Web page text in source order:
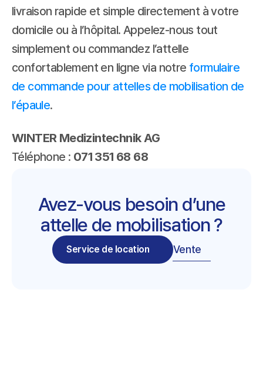
livraison rapide et simple directement à votre
domicile ou à l’hôpital. Appelez-nous tout
simplement ou commandez l’attelle
confortablement en ligne via notre formulaire
de commande pour attelles de mobilisation de
l’épaule.
WINTER Medizintechnik AG
Téléphone : 071 351 68 68
Avez-vous besoin d’une
attelle de mobilisation ?
Service de location Vente